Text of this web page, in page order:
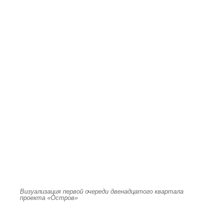
Визуализация первой очереди двенадцатого квартала
проекта «Остров»